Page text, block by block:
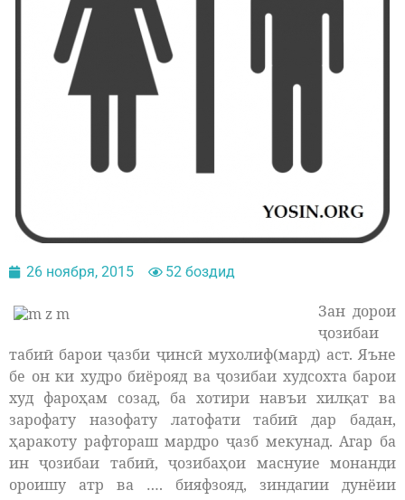
26 ноября, 2015 52 боздид
Зан дорои
ҷозибаи
табиӣ барои ҷазби ҷинсӣ мухолиф(мард) аст. Яъне
бе он ки худро биёрояд ва ҷозибаи худсохта барои
худ фароҳам созад, ба хотири навъи хилқат ва
зарофату назофату латофати табиӣ дар бадан,
ҳаракоту рафтораш мардро ҷазб мекунад.Агар ба
ин ҷозибаи табиӣ, ҷозибаҳои маснуие монанди
ороишу атр ва …. бияфзояд, зиндагии дунёии